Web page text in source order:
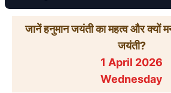
जानें हनुमान जयंती का महत्व और क्यों
जयंती?
1 April 2026
Wednesday